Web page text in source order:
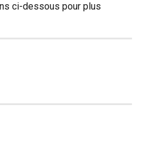
ci-dessous pour plus